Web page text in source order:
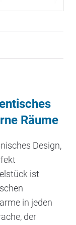
Räume
Design,
ist
in jeden
der